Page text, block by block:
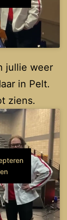
jullie weer
in Pelt.
ziens.